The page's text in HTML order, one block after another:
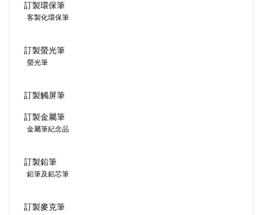
訂製環保筆
客製化環保筆
訂製螢光筆
螢光筆
訂製觸屏筆
訂製金屬筆
金屬筆紀念品
訂製鉛筆
鉛筆及鉛芯筆
訂製麥克筆